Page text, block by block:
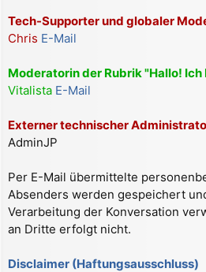
Tech-Supporter und globaler
Chris E-Mail
Moderatorin der Rubrik "Hallo! Ich
Vitalista E-Mail
Externer technischer
AdminJP
Per E-Mail übermittelte
Absenders werden gespeichert
Verarbeitung der Konversation
an Dritte erfolgt nicht.
Disclaimer (Haftungsausschluss)